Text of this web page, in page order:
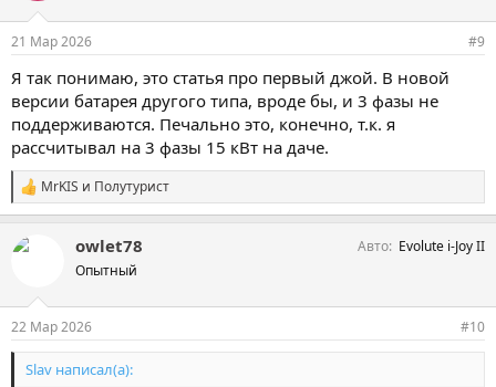
21 Мар 2026 #9
Я так понимаю, это статья про первый джой. В новой
версии батарея другого типа, вроде бы, и 3 фазы не
поддерживаются. Печально это, конечно, т.к. я
рассчитывал на 3 фазы 15 кВт на даче.
С
и
п
:
MrKIS и Полутурист
owlet78
Опытный
Авто Evolute i-Joy II
22 Мар 2026 #10
Slav написал(а):